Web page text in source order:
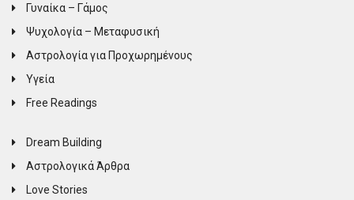
Γυναίκα – Γάμος
Ψυχολογία – Μεταφυσική
Αστρολογία για Προχωρημένους
Υγεία
Free Readings
Dream Building
Αστρολογικά Άρθρα
Love Stories